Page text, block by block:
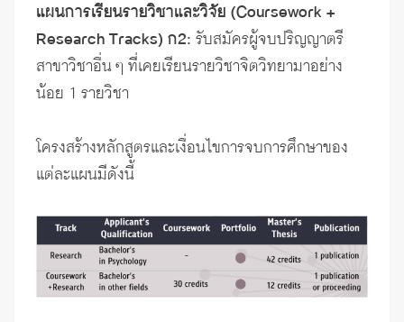
แผนการเรียนรายวิชาและวิจัย (Coursework +
Research Tracks) ก2: รับสมัครผู้จบปริญญาตรี
สาขาวิชาอื่น ๆ ที่เคยเรียนรายวิชาจิตวิทยามาอย่าง
น้อย 1 รายวิชา
โครงสร้างหลักสูตรและเงื่อนไขการจบการศึกษาของ
แต่ละแผนมีดังนี้